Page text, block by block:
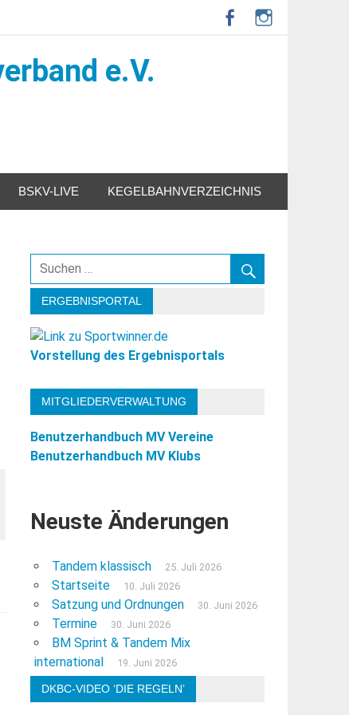
e.V.
BSKV-LIVE KEGELBAHNVERZEICHNIS
ERGEBNISPORTAL
Vorstellung des Ergebnisportals
MITGLIEDERVERWALTUNG
Benutzerhandbuch MV Vereine
Benutzerhandbuch MV Klubs
Neuste Änderungen
Tandem klassisch 25. Juli 2026
Startseite 10. Juli 2026
Satzung und Ordnungen 30. Juni 2026
Termine 30. Juni 2026
BM Sprint & Tandem Mix
international
19. Juni 2026
DKBC-VIDEO ‘DIE REGELN’